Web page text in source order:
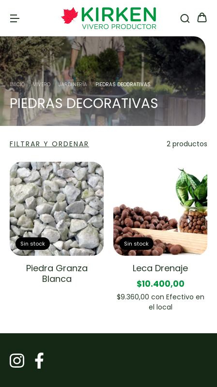
INICIO / VIVERO / JARDINERÍA / PIEDRAS DECORATIVAS
PIEDRAS DECORATIVAS
FILTRAR Y ORDENAR 2 productos
Sin stock
Piedra Granza
Blanca
Sin stock
Leca Drenaje
$10.400,00
$9.360,00 con Efectivo en
el local